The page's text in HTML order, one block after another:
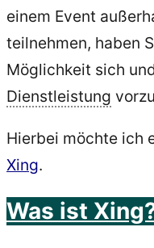
einem Event
teilnehmen, haben
Möglichkeit sich
Dienstleistung
Hierbei möchte ich
Xing.
Was ist